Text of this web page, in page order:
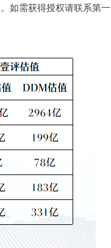
如需获得授权请联系第一